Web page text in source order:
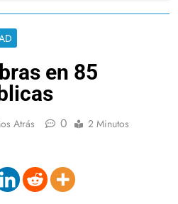
en 85
Atrás 0 2 Minutos